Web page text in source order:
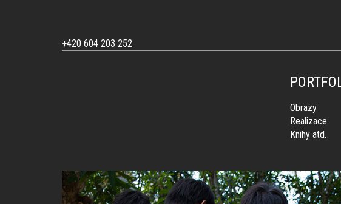
+420 604 203 252
Obrazy
Realizace
Knihy atd.